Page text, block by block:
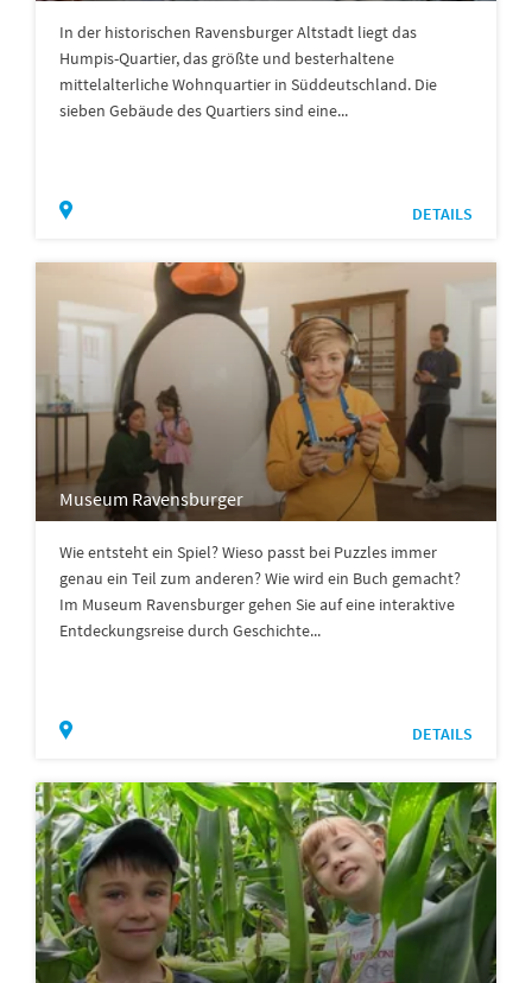
In der historischen Ravensburger Altstadt liegt das
Humpis-Quartier, das größte und besterhaltene
mittelalterliche Wohnquartier in Süddeutschland. Die
sieben Gebäude des Quartiers sind eine...
DETAILS
Museum Ravensburger
Wie entsteht ein Spiel? Wieso passt bei Puzzles immer
genau ein Teil zum anderen? Wie wird ein Buch gemacht?
Im Museum Ravensburger gehen Sie auf eine interaktive
Entdeckungsreise durch Geschichte...
DETAILS